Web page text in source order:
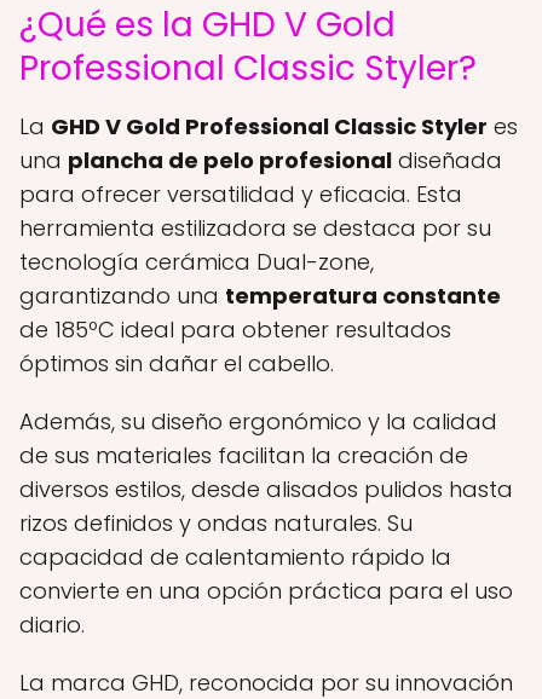
¿Qué es la GHD V Gold
Professional Classic Styler?
La GHD V Gold Professional Classic Styler es
una plancha de pelo profesional diseñada
para ofrecer versatilidad y eficacia. Esta
herramienta estilizadora se destaca por su
tecnología cerámica Dual-zone,
garantizando una temperatura constante
de 185ºC ideal para obtener resultados
óptimos sin dañar el cabello.
Además, su diseño ergonómico y la calidad
de sus materiales facilitan la creación de
diversos estilos, desde alisados pulidos hasta
rizos definidos y ondas naturales. Su
capacidad de calentamiento rápido la
convierte en una opción práctica para el uso
diario.
La marca GHD, reconocida por su innovación